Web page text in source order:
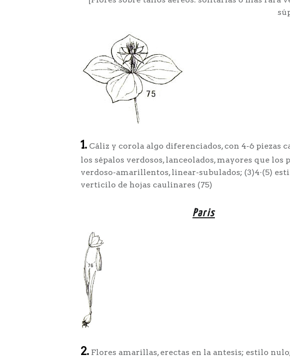
1. Cáliz y corola algo diferenciados, con 4-6 piezas
los sépalos verdosos, lanceolados, mayores que los
verdoso-amarillentos, linear-subulados; (3)4·(5)
verticilo de hojas caulinares (75)
Paris
2. Flores amarillas, erectas en la antesis; estilo